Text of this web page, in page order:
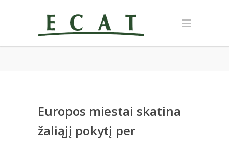
Europos miestai skatina
žaliąjį pokytį per